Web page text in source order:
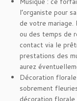
l’organiste pour
de votre mariage.
ou des temps de
contact via le
prestations des
aurez
Décoration
sobrement